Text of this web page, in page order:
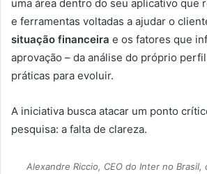
uma área dentro do seu aplicativo que
e ferramentas voltadas a ajudar o
situação financeira e os fatores que
aprovação – da análise do próprio
práticas para evoluir.
A iniciativa busca atacar um ponto
pesquisa: a falta de clareza.
Alexandre Riccio, CEO do Inter no